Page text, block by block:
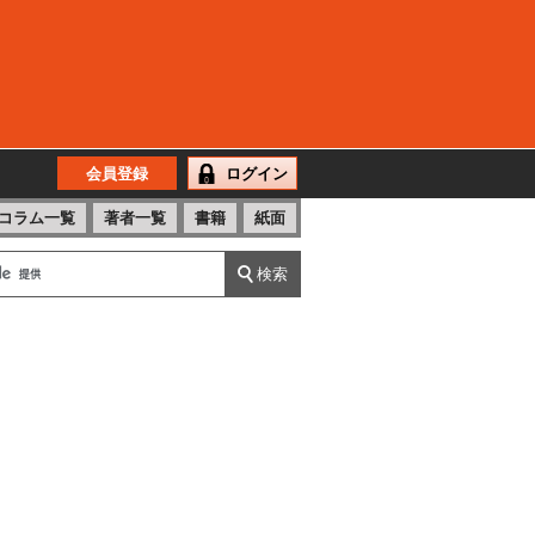
会員登録 ログイン
コラム一覧 著者一覧 書籍 紙面